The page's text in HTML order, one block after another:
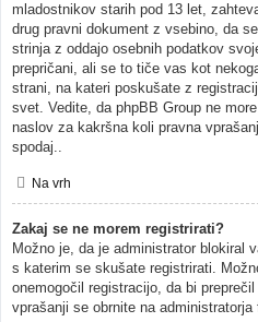
mladostnikov starih pod 13 let,
drug pravni dokument z vsebino, da
strinja z oddajo osebnih podatkov
prepričani, ali se to tiče vas kot
strani, na kateri poskušate z
svet. Vedite, da phpBB Group ne
naslov za kakršna koli pravna
spodaj..
Na vrh
Zakaj se ne morem registrirati?
Možno je, da je administrator blokiral
s katerim se skušate registrirati.
onemogočil registracijo, da bi
vprašanji se obrnite na administratorja